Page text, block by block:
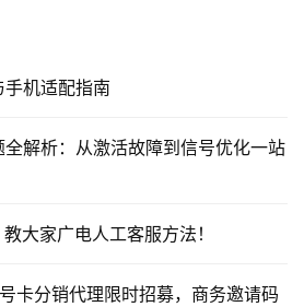
机适配指南
解析：从激活故障到信号优化一站
大家广电人工客服方法！
卡分销代理限时招募，商务邀请码